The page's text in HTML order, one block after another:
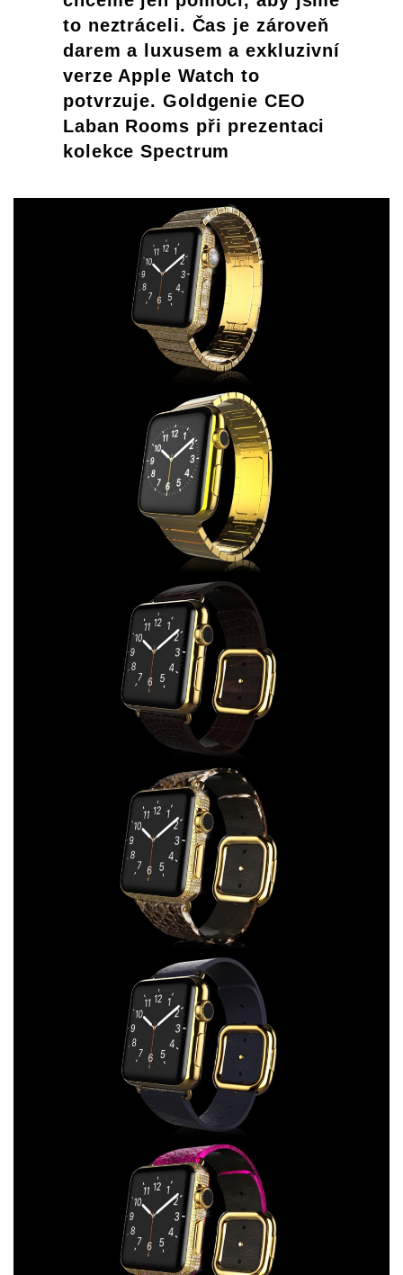
to neztráceli. Čas je zároveň
darem a luxusem a exkluzivní
verze Apple Watch to
potvrzuje. Goldgenie CEO
Laban Rooms při prezentaci
kolekce Spectrum